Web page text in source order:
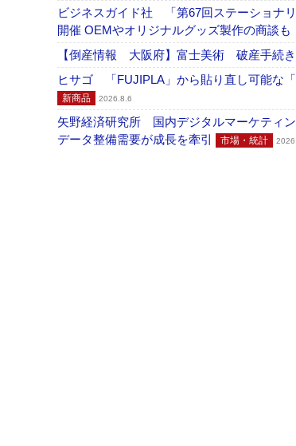
ビジネスガイド社 「第67回ステーショナ
開催 OEMやオリジナルグッズ製作の商談も
【倒産情報 大阪府】富士美術 破産手続
ヒサゴ 「FUJIPLA」から貼り直し可能な
新商品 2026.8.6
矢野経済研究所 国内デジタルマーケティ
データ整備需要が成長を牽引
市場・統計